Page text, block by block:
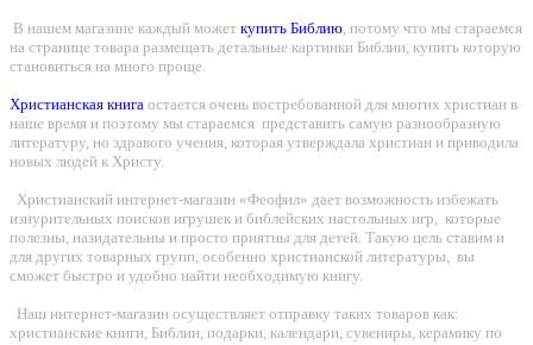
В нашем магазине каждый может купить Библию , потому что мы стараемся
на странице товара размещать детальные картинки Библии, купить которую
становиться на много проще.
Христианская книга остается очень востребованной для многих христиан в
наше время и поэтому мы стараемся представить самую разнообразную
литературу, но здравого учения, которая утверждала христиан и приводила
новых людей к Христу.
Христианский интернет-магазин «Феофил» дает возможность избежать
изнурительных поисков игрушек и библейских настольных игр, которые
полезны, назидательны и просто приятны для детей. Такую цель ставим и
для других товарных групп, особенно христианской литературы, вы
сможет быстро и удобно найти необходимую книгу.
Наш интернет-магазин осуществляет отправку таких товаров как:
христианские книги, Библии, подарки, календари, сувениры, керамику по